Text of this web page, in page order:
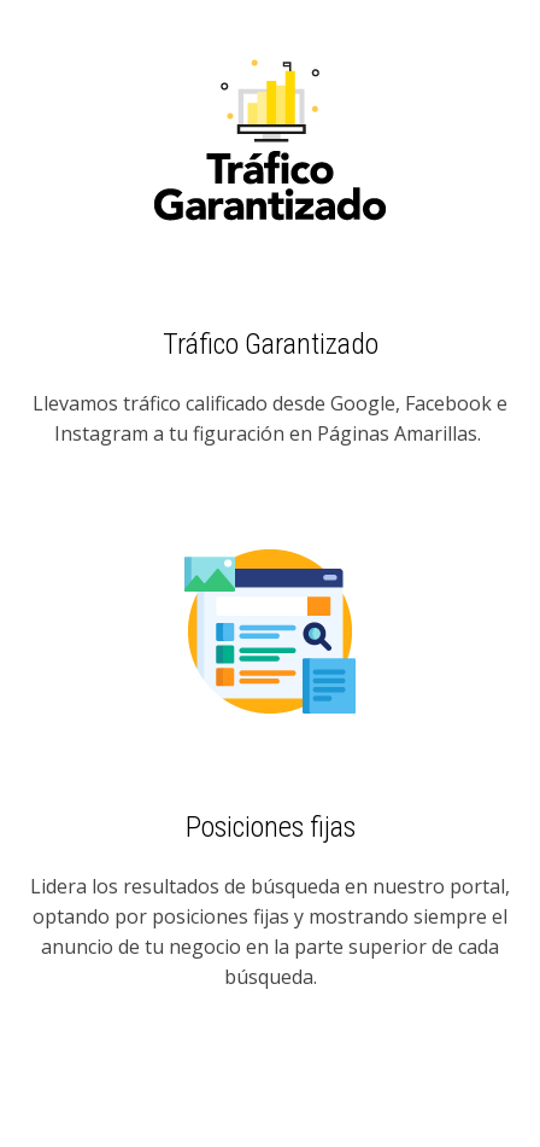
Tráfico Garantizado
Llevamos tráfico calificado desde Google, Facebook e
Instagram a tu figuración en Páginas Amarillas.
Posiciones fijas
Lidera los resultados de búsqueda en nuestro portal,
optando por posiciones fijas y mostrando siempre el
anuncio de tu negocio en la parte superior de cada
búsqueda.